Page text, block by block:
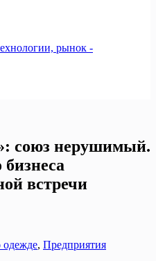
рынок -
союз нерушимый.
встречи
одежде, Предприятия